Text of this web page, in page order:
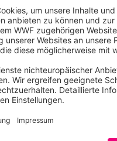
und Arten
unserer
Kontinenten vor
dieWildschwein-Art
,